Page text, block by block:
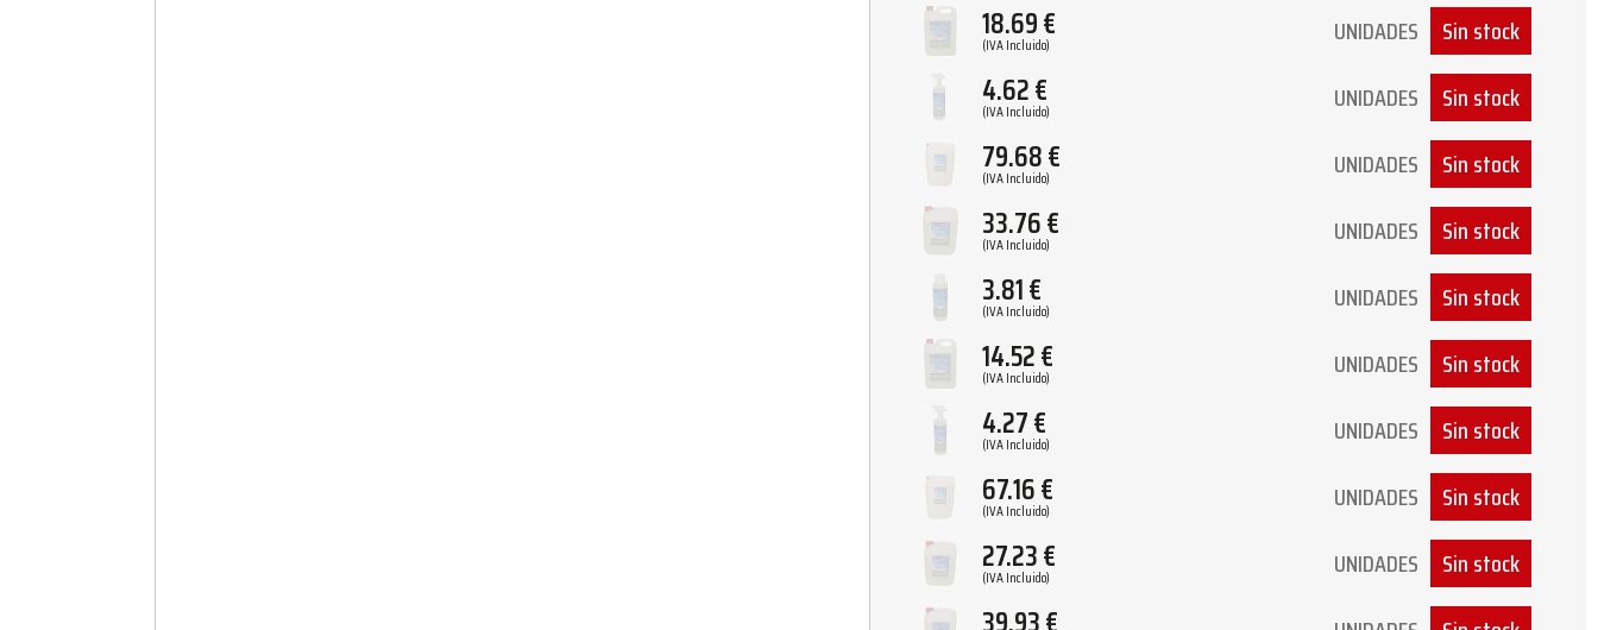
18.69€
(IVA Incluido) UNIDADES Sin stock
4.62€
(IVA Incluido) UNIDADES Sin stock
79.68€
(IVA Incluido) UNIDADES Sin stock
33.76€
(IVA Incluido) UNIDADES Sin stock
3.81€
(IVA Incluido) UNIDADES Sin stock
14.52€
(IVA Incluido) UNIDADES Sin stock
4.27€
(IVA Incluido) UNIDADES Sin stock
67.16€
(IVA Incluido) UNIDADES Sin stock
27.23€
(IVA Incluido) UNIDADES Sin stock